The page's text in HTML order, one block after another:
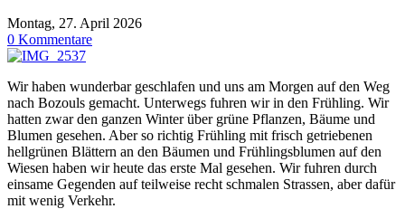
Montag, 27. April 2026
0 Kommentare
Wir haben wunderbar geschlafen und uns am Morgen auf den Weg
nach Bozouls gemacht. Unterwegs fuhren wir in den Frühling. Wir
hatten zwar den ganzen Winter über grüne Pflanzen, Bäume und
Blumen gesehen. Aber so richtig Frühling mit frisch getriebenen
hellgrünen Blättern an den Bäumen und Frühlingsblumen auf den
Wiesen haben wir heute das erste Mal gesehen. Wir fuhren durch
einsame Gegenden auf teilweise recht schmalen Strassen, aber dafür
mit wenig Verkehr.